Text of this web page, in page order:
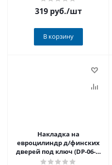
319 руб./шт
В корзину
Накладка на
евроцилиндр д/финских
дверей под ключ (DP-06-C-
CR) Avers хром